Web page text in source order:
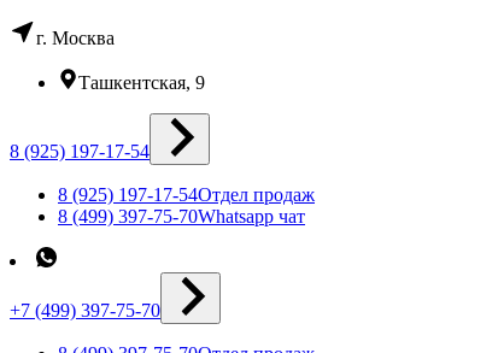
г. Москва
Ташкентская, 9
8 (925) 197-17-54
8 (925) 197-17-54Отдел продаж
8 (499) 397-75-70Whatsapp чат
+7 (499) 397-75-70